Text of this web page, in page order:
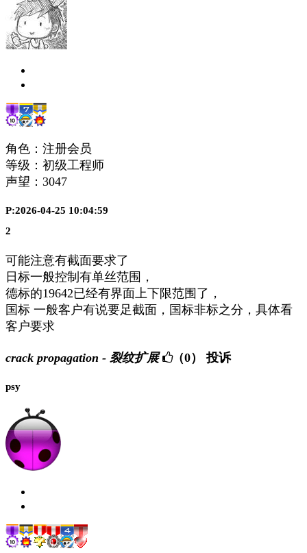
角色：注册会员
等级：初级工程师
声望： 3047
P:2026-04-25 10:04:59
2
可能注意有截面要求了
日标一般控制有单丝范围，
德标的19642已经有界面上下限范围了，
国标 一般客户有说要足截面，国标非标之分，具体看
客户要求
crack propagation - 裂纹扩展 （0） 投诉
psy